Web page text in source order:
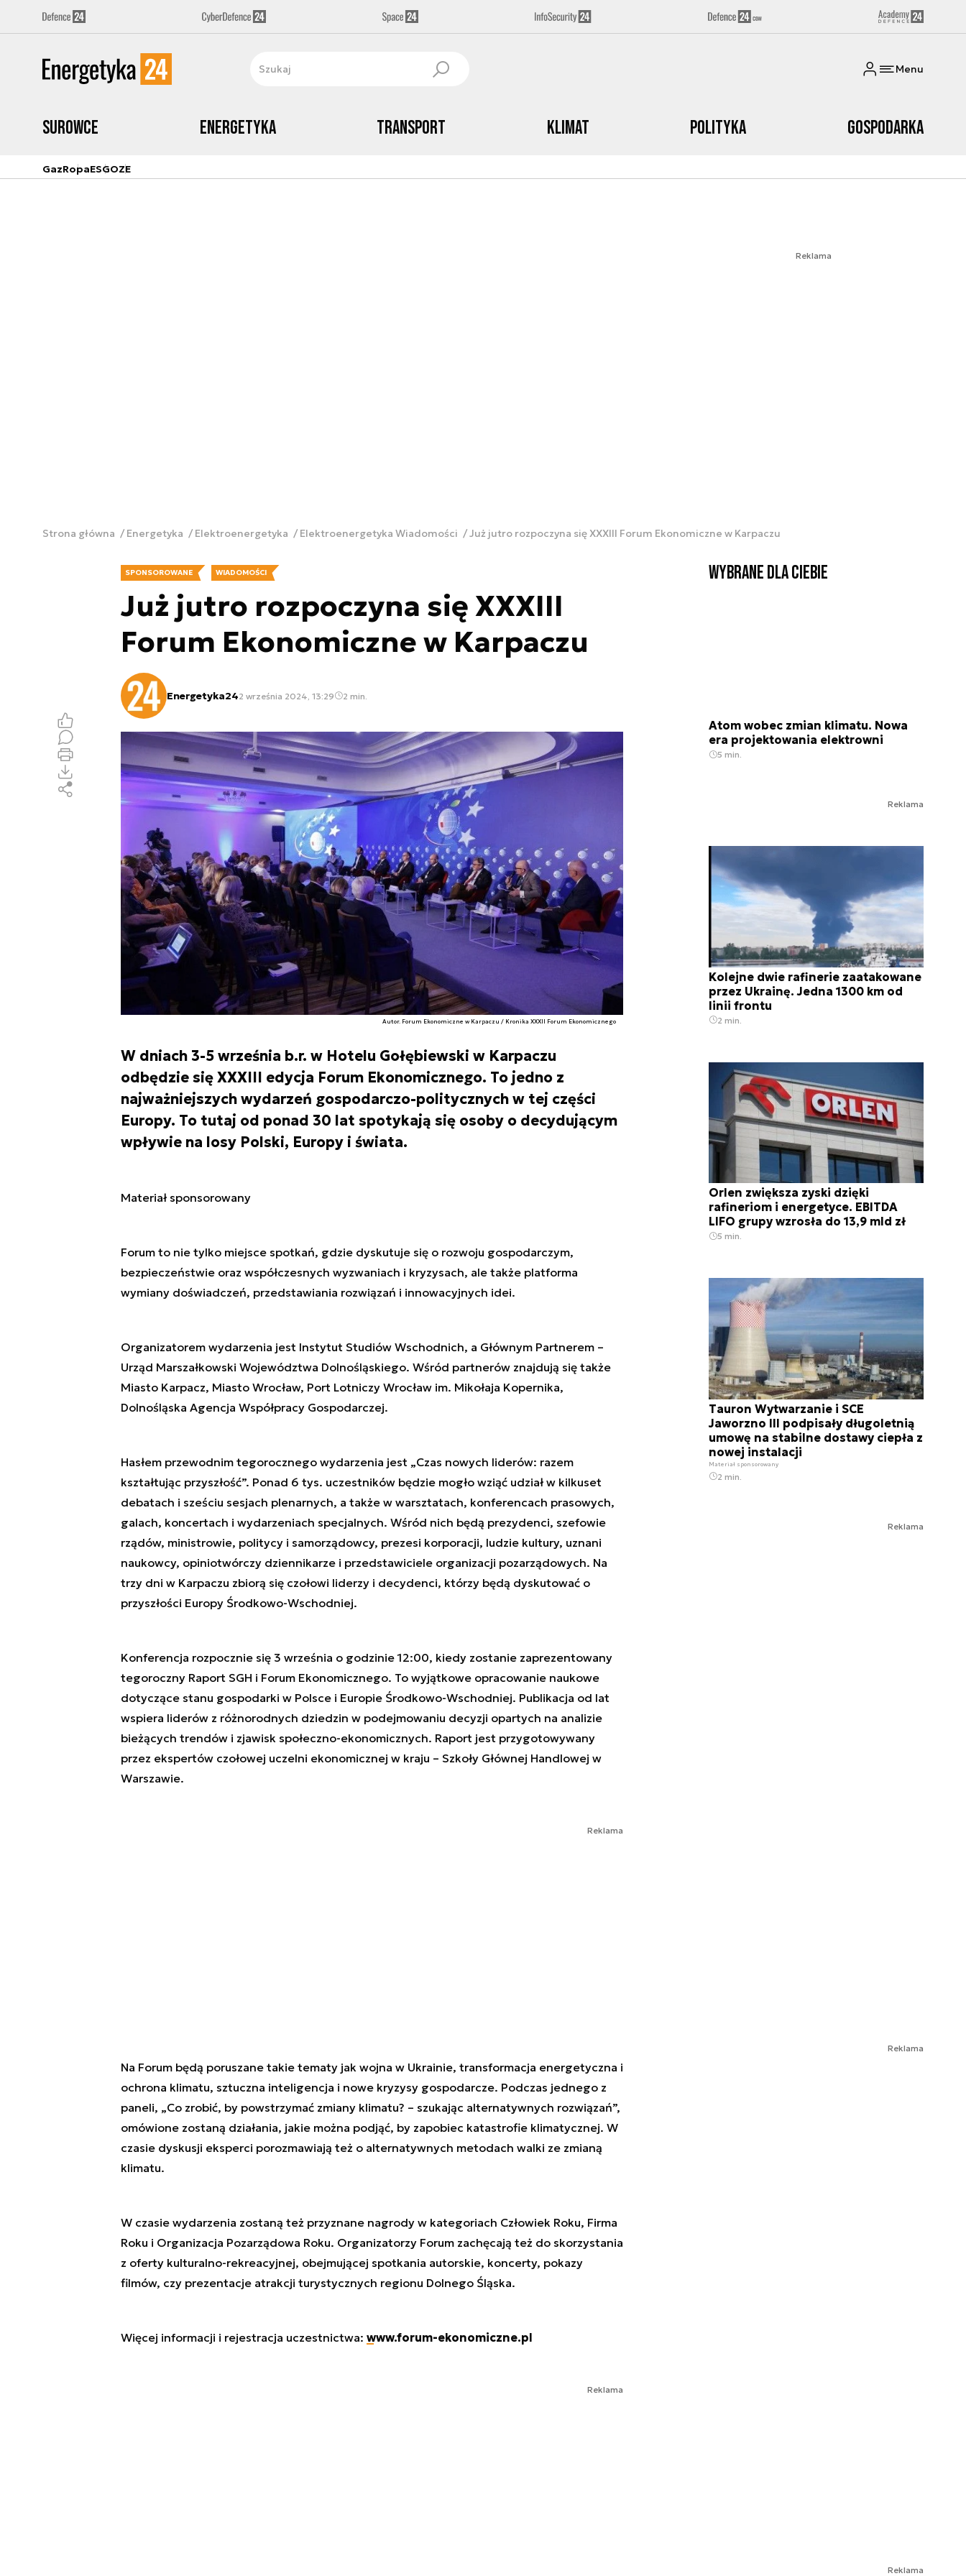
Menu
Surowce Energetyka Transport Klimat Polityka Gospodarka
GazRopaESGOZE
Reklama
Strona główna Energetyka Elektroenergetyka Elektroenergetyka Wiadomości Już jutro rozpoczyna się XXXIII Forum Ekonomiczne w Karpaczu
SPONSOROWANE WIADOMOŚCI
Już jutro rozpoczyna się XXXIII
Forum Ekonomiczne w Karpaczu
Energetyka242 września 2024, 13:29 2 min.
Autor. Forum Ekonomiczne w Karpaczu / Kronika XXXII Forum Ekonomicznego
W dniach 3-5 września b.r. w Hotelu Gołębiewski w Karpaczu
odbędzie się XXXIII edycja Forum Ekonomicznego. To jedno z
najważniejszych wydarzeń gospodarczo-politycznych w tej części
Europy. To tutaj od ponad 30 lat spotykają się osoby o decydującym
wpływie na losy Polski, Europy i świata.
Materiał sponsorowany
Forum to nie tylko miejsce spotkań, gdzie dyskutuje się o rozwoju gospodarczym,
bezpieczeństwie oraz współczesnych wyzwaniach i kryzysach, ale także platforma
wymiany doświadczeń, przedstawiania rozwiązań i innowacyjnych idei.
Organizatorem wydarzenia jest Instytut Studiów Wschodnich, a Głównym Partnerem –
Urząd Marszałkowski Województwa Dolnośląskiego. Wśród partnerów znajdują się także
Miasto Karpacz, Miasto Wrocław, Port Lotniczy Wrocław im. Mikołaja Kopernika,
Dolnośląska Agencja Współpracy Gospodarczej.
Hasłem przewodnim tegorocznego wydarzenia jest „Czas nowych liderów: razem
kształtując przyszłość”. Ponad 6 tys. uczestników będzie mogło wziąć udział w kilkuset
debatach i sześciu sesjach plenarnych, a także w warsztatach, konferencach prasowych,
galach, koncertach i wydarzeniach specjalnych. Wśród nich będą prezydenci, szefowie
rządów, ministrowie, politycy i samorządowcy, prezesi korporacji, ludzie kultury, uznani
naukowcy, opiniotwórczy dziennikarze i przedstawiciele organizacji pozarządowych. Na
trzy dni w Karpaczu zbiorą się czołowi liderzy i decydenci, którzy będą dyskutować o
przyszłości Europy Środkowo-Wschodniej.
Konferencja rozpocznie się 3 września o godzinie 12:00, kiedy zostanie zaprezentowany
tegoroczny Raport SGH i Forum Ekonomicznego. To wyjątkowe opracowanie naukowe
dotyczące stanu gospodarki w Polsce i Europie Środkowo-Wschodniej. Publikacja od lat
wspiera liderów z różnorodnych dziedzin w podejmowaniu decyzji opartych na analizie
bieżących trendów i zjawisk społeczno-ekonomicznych. Raport jest przygotowywany
przez ekspertów czołowej uczelni ekonomicznej w kraju – Szkoły Głównej Handlowej w
Warszawie.
Reklama
Na Forum będą poruszane takie tematy jak wojna w Ukrainie, transformacja energetyczna i
ochrona klimatu, sztuczna inteligencja i nowe kryzysy gospodarcze. Podczas jednego z
paneli, „Co zrobić, by powstrzymać zmiany klimatu? – szukając alternatywnych rozwiązań”,
omówione zostaną działania, jakie można podjąć, by zapobiec katastrofie klimatycznej. W
czasie dyskusji eksperci porozmawiają też o alternatywnych metodach walki ze zmianą
klimatu.
W czasie wydarzenia zostaną też przyznane nagrody w kategoriach Człowiek Roku, Firma
Roku i Organizacja Pozarządowa Roku. Organizatorzy Forum zachęcają też do skorzystania
z oferty kulturalno-rekreacyjnej, obejmującej spotkania autorskie, koncerty, pokazy
filmów, czy prezentacje atrakcji turystycznych regionu Dolnego Śląska.
Więcej informacji i rejestracja uczestnictwa: www.forum-ekonomiczne.pl
Reklama
Wybrane dla Ciebie
Atom wobec zmian klimatu. Nowa
era projektowania elektrowni
5 min.
Reklama
Kolejne dwie rafinerie zaatakowane
przez Ukrainę. Jedna 1300 km od
linii frontu
2 min.
Orlen zwiększa zyski dzięki
rafineriom i energetyce. EBITDA
LIFO grupy wzrosła do 13,9 mld zł
5 min.
Tauron Wytwarzanie i SCE
Jaworzno III podpisały długoletnią
umowę na stabilne dostawy ciepła z
nowej instalacji
Materiał sponsorowany
2 min.
Reklama
Reklama
Reklama